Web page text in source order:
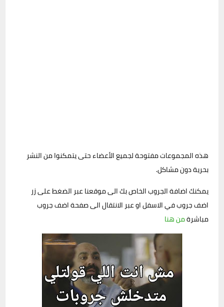
هذه المجموعات مفتوحة لجميع الأعضاء حتى يتمكنوا من النشر
بحرية دون مشاكل.
يمكنك اضافة الجروب الخاص بك الى موقعنا عبر الضغط على زر
اضف جروب في الاسفل او عبر الانتقال الى صفحة اضف جروب
مباشرةمن هنا